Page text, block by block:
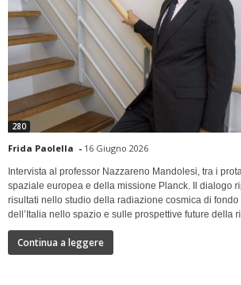
280
Frida Paolella - 16 Giugno 2026
Intervista al professor Nazzareno Mandolesi, tra i
spaziale europea e della missione Planck. Il dialogo
risultati nello studio della radiazione cosmica di
dell’Italia nello spazio e sulle prospettive future della
Continua a leggere